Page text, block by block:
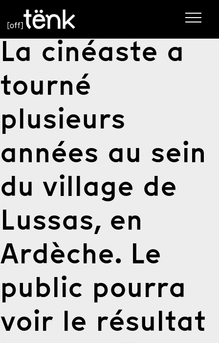
La cinéaste a
tourné
plusieurs
années au sein
du village de
Lussas, en
Ardèche. Le
public pourra
voir le résultat